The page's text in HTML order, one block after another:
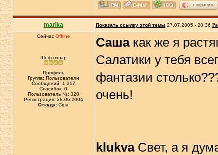
сохранить
marika Показать ссылку этой темы 27.07.2005 - 20:36
Сейчас Offline
Шеф-повар
Профиль
Группа: Пользователи
Сообщений: 1 317
Спасибок: 0
Пользователь №: 320
Регистрация: 28.06.2004
Откуда: Сша
Сашакак же я
Салатики у тебя
фантазии
очень!
klukvaСвет, а я